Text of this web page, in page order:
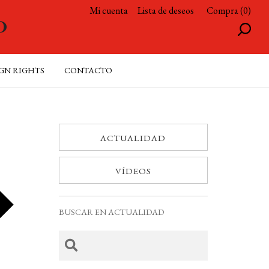
Mi cuenta Lista de deseos Compra (0)
RIGHTS CONTACTO
ACTUALIDAD
VÍDEOS
BUSCAR EN ACTUALIDAD